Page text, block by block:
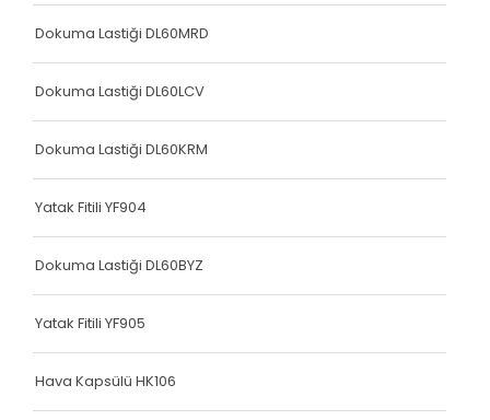
Dokuma Lastiği DL60MRD
Dokuma Lastiği DL60LCV
Dokuma Lastiği DL60KRM
Yatak Fitili YF904
Dokuma Lastiği DL60BYZ
Yatak Fitili YF905
Hava Kapsülü HK106